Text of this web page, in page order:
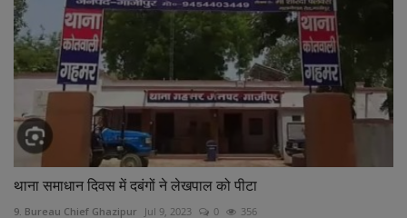
थाना समाधान दिवस में दबंगों ने लेखपाल को पीटा
9. Bureau Chief Ghazipur Jul 9, 2023 0 356